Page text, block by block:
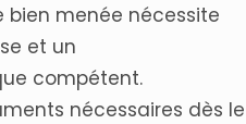
bien menée nécessite
et un
compétent.
nécessaires dès le